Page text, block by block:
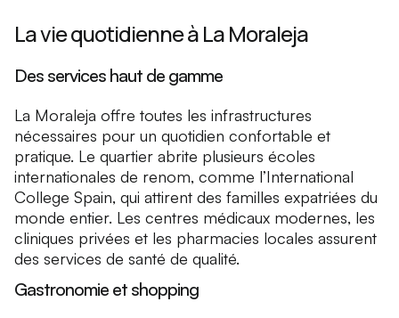
La vie quotidienne à La Moraleja
Des services haut de gamme
La Moraleja offre toutes les infrastructures
nécessaires pour un quotidien confortable et
pratique. Le quartier abrite plusieurs écoles
internationales de renom, comme l’International
College Spain, qui attirent des familles expatriées du
monde entier. Les centres médicaux modernes, les
cliniques privées et les pharmacies locales assurent
des services de santé de qualité.
Gastronomie et shopping